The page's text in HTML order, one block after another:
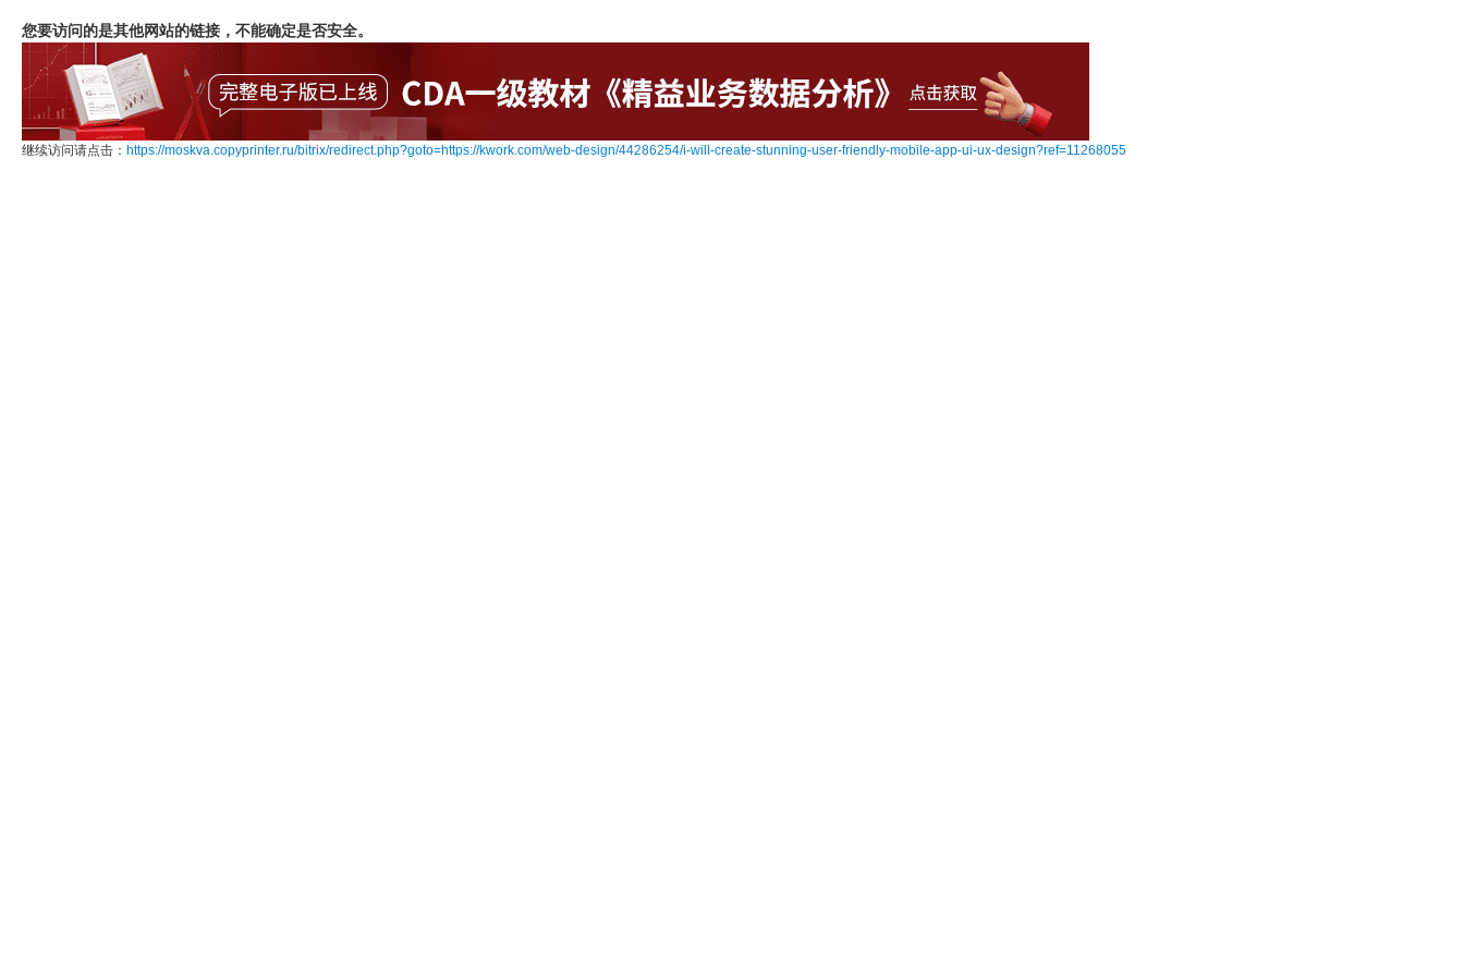
您要访问的是其他网站的链接，不能确定是否安全。
继续访问请点击： https://moskva.copyprinter.ru/bitrix/redirect.php?goto=https://kwork.com/web-design/44286254/i-will-create-stunning-user-friendly-mobile-app-ui-ux-design?ref=11268055